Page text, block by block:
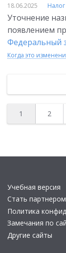
18.06.2025
Уточнение
появлением
Федеральный
Когда это
1 2
Учебная версия
Стать партнером
Политика
Замечания по
Другие сайты